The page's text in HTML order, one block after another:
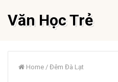
Văn Học Trẻ
Home / Đêm Đà Lạt